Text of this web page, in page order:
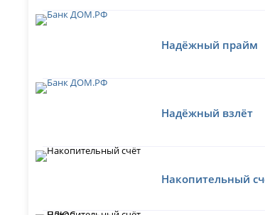
Надёжный прайм
Надёжный взлёт
Накопительный